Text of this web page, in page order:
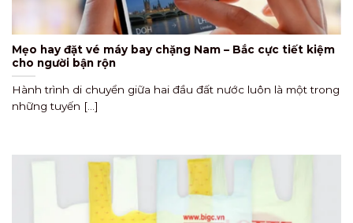
Mẹo hay đặt vé máy bay chặng Nam – Bắc cực tiết kiệm
cho người bận rộn
Hành trình di chuyển giữa hai đầu đất nước luôn là một trong
những tuyến [...]